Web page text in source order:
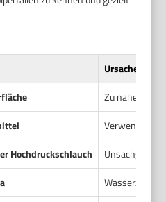
Ursache
Zu nahes
Verwendung
Hochdruckschlauch
Wasserzufuhr